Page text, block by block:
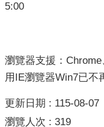
5:00
瀏覽器支援：
用IE瀏覽器Win7已不
更新日期
115-08-07
瀏覽人次
319